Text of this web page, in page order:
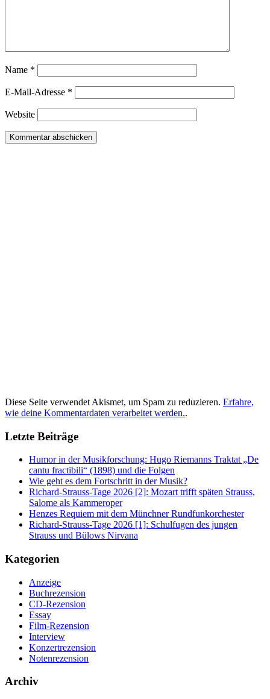
Name *
E-Mail-Adresse *
Website
Diese Seite verwendet Akismet, um Spam zu reduzieren. Erfahre,
wie deine Kommentardaten verarbeitet werden..
Letzte Beiträge
Humor in der Musikforschung: Hugo Riemanns Traktat „De
cantu fractibili“ (1898) und die Folgen
Wie geht es dem Fortschritt in der Musik?
Richard-Strauss-Tage 2026 [2]: Mozart trifft späten Strauss,
Salome als Kammeroper
Henzes Requiem mit dem Münchner Rundfunkorchester
Richard-Strauss-Tage 2026 [1]: Schulfugen des jungen
Strauss und Bülows Nirvana
Kategorien
Anzeige
Buchrezension
CD-Rezension
Essay
Film-Rezension
Interview
Konzertrezension
Notenrezension
Archiv